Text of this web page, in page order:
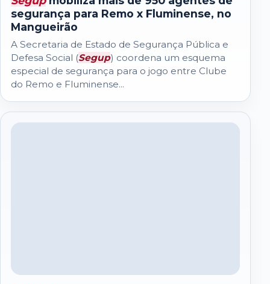
segurança para Remo x Fluminense, no
Mangueirão
A Secretaria de Estado de Segurança Pública e
Defesa Social (Segup) coordena um esquema
especial de segurança para o jogo entre Clube
do Remo e Fluminense...